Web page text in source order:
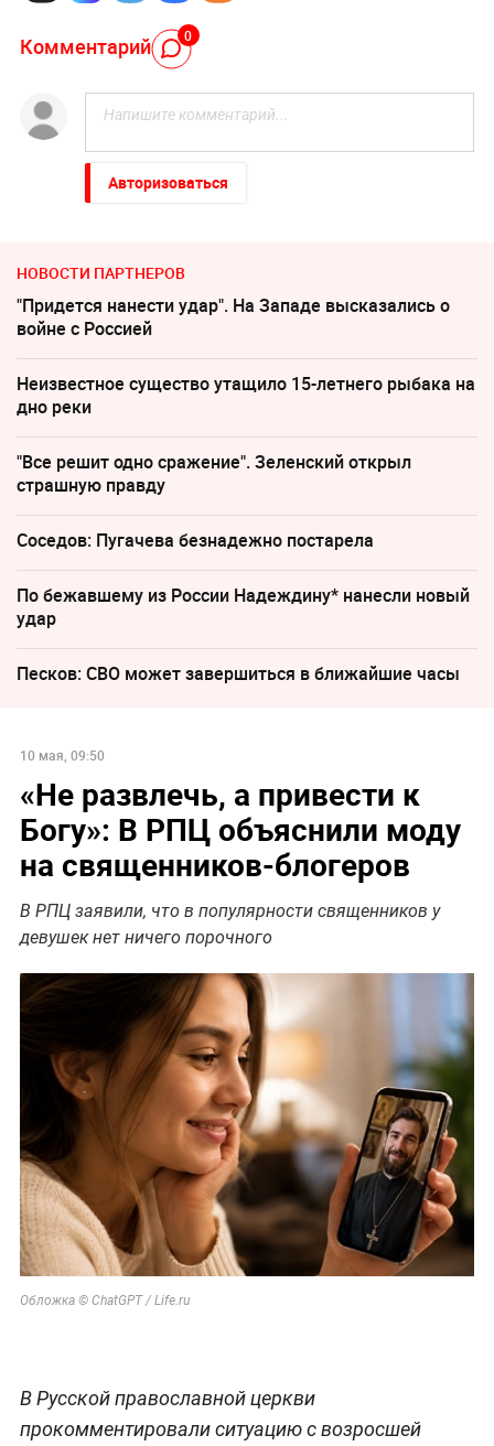
Комментарий 0
Авторизоваться
НОВОСТИ ПАРТНЕРОВ
"Придется нанести удар". На Западе высказались о
войне с Россией
Неизвестное существо утащило 15-летнего рыбака на
дно реки
"Все решит одно сражение". Зеленский открыл
страшную правду
Соседов: Пугачева безнадежно постарела
По бежавшему из России Надеждину* нанесли новый
удар
Песков: СВО может завершиться в ближайшие часы
10 мая, 09:50
«Не развлечь, а привести к
Богу»: В РПЦ объяснили моду
на священников-блогеров
В РПЦ заявили, что в популярности священников у
девушек нет ничего порочного
Обложка © ChatGPT / Life.ru
В Русской православной церкви
прокомментировали ситуацию с возросшей